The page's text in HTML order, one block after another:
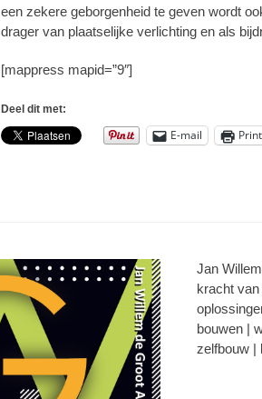
een zekere geborgenheid te geven wordt
drager van plaatselijke verlichting en als
[mappress mapid=”9″]
Deel dit met:
E-mail Print
Jan
kracht
bouwen |
zelfbouw |